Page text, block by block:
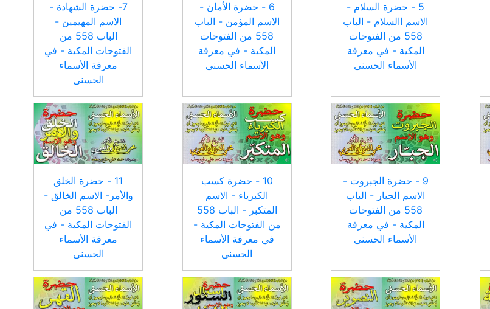
5 - حضرة السلام -
الاسم االسلام - الباب
558 من الفتوحات
المكية - في معرفة
الأسماء الحسنى
6 - حضرة الأمان -
الاسم المؤمن - الباب
558 من الفتوحات
المكية - في معرفة
الأسماء الحسنى
7- حضرة الشهادة -
الاسم المهيمين -
الباب 558 من
الفتوحات المكية - في
معرفة الأسماء
الحسنى
9 - حضرة الجبروت -
الاسم الجبار - الباب
558 من الفتوحات
المكية - في معرفة
الأسماء الحسنى
10 - حضرة كسب
الكبرياء - الاسم
المتكبر - الباب 558
من الفتوحات المكية -
في معرفة الأسماء
الحسنى
11 - حضرة الخلق
والأمر- الاسم الخالق -
الباب 558 من
الفتوحات المكية - في
معرفة الأسماء
الحسنى